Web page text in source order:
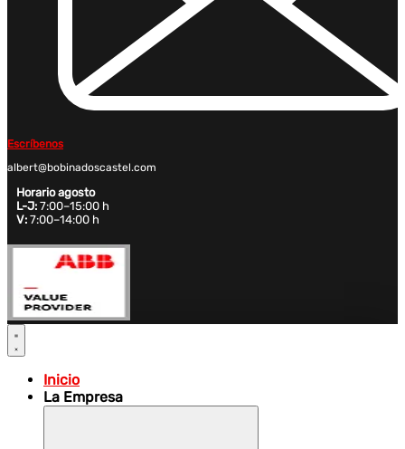
Escríbenos
albert@bobinadoscastel.com
Horario agosto
L-J: 7:00–15:00 h
V: 7:00–14:00 h
Inicio
La Empresa